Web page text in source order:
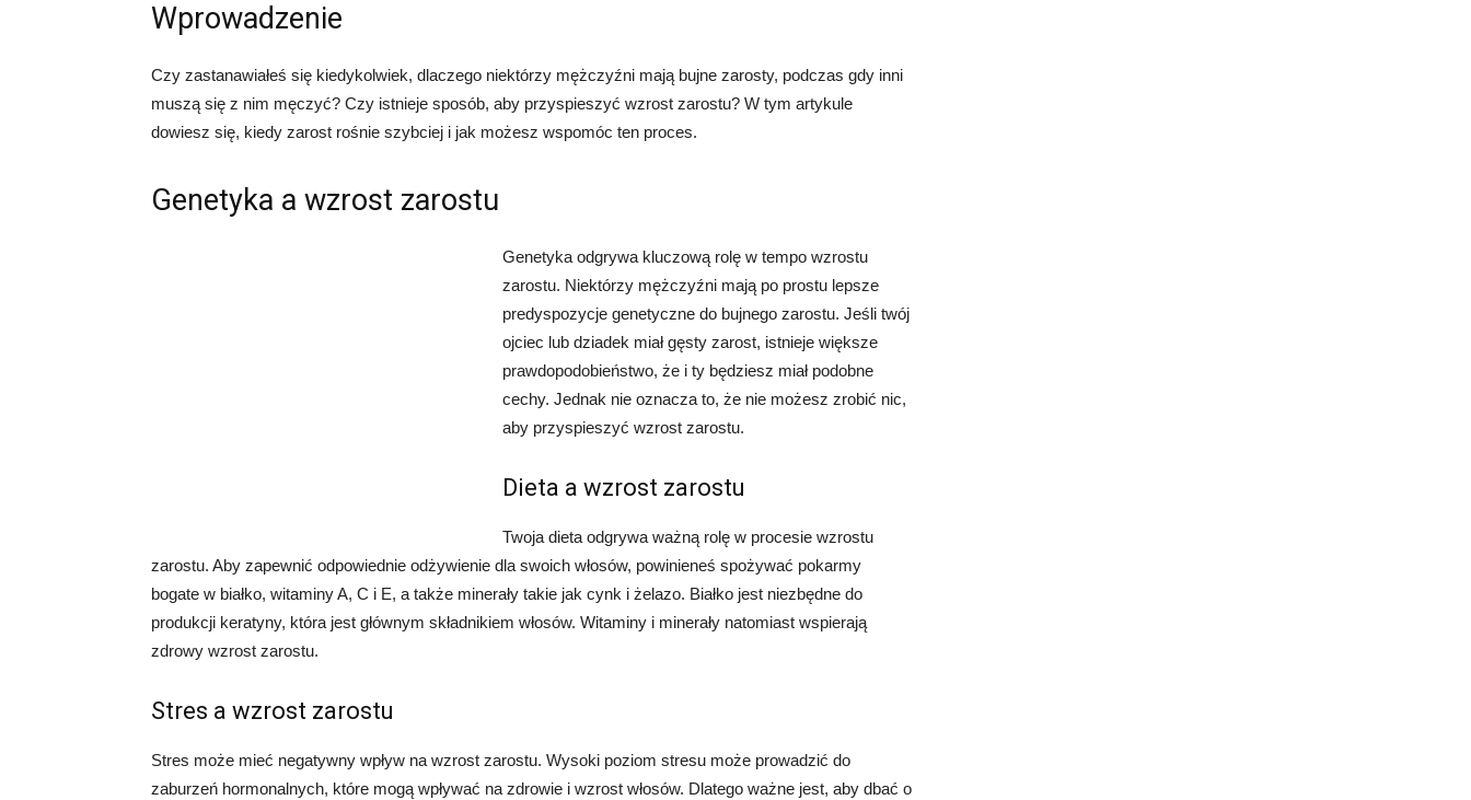
Wprowadzenie
Czy zastanawiałeś się kiedykolwiek, dlaczego niektórzy mężczyźni mają bujne zarosty, podczas gdy inni
muszą się z nim męczyć? Czy istnieje sposób, aby przyspieszyć wzrost zarostu? W tym artykule
dowiesz się, kiedy zarost rośnie szybciej i jak możesz wspomóc ten proces.
Genetyka a wzrost zarostu
Genetyka odgrywa kluczową rolę w tempo wzrostu
zarostu. Niektórzy mężczyźni mają po prostu lepsze
predyspozycje genetyczne do bujnego zarostu. Jeśli twój
ojciec lub dziadek miał gęsty zarost, istnieje większe
prawdopodobieństwo, że i ty będziesz miał podobne
cechy. Jednak nie oznacza to, że nie możesz zrobić nic,
aby przyspieszyć wzrost zarostu.
Dieta a wzrost zarostu
Twoja dieta odgrywa ważną rolę w procesie wzrostu
zarostu. Aby zapewnić odpowiednie odżywienie dla swoich włosów, powinieneś spożywać pokarmy
bogate w białko, witaminy A, C i E, a także minerały takie jak cynk i żelazo. Białko jest niezbędne do
produkcji keratyny, która jest głównym składnikiem włosów. Witaminy i minerały natomiast wspierają
zdrowy wzrost zarostu.
Stres a wzrost zarostu
Stres może mieć negatywny wpływ na wzrost zarostu. Wysoki poziom stresu może prowadzić do
zaburzeń hormonalnych, które mogą wpływać na zdrowie i wzrost włosów. Dlatego ważne jest, aby dbać o